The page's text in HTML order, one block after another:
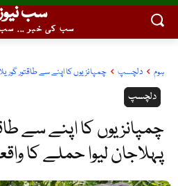
سب
سب کی خبر ... سب
ہوم دلچسپ چمپانزیوں کا اپنے سے طاقتور
دلچسپ
چمپانزیوں کا اپنے سے
پہلاجان لیوا حملے کا